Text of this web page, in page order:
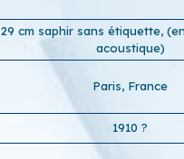
29 cm saphir sans étiquette,
acoustique)
Paris, France
1910 ?